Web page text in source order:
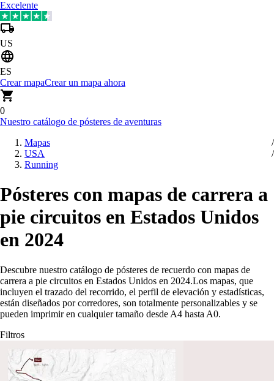
Excelente
US
ES
Crear mapaCrear un mapa ahora
0
Nuestro catálogo de pósteres de aventuras
Mapas
USA
Running
Pósteres con mapas de carrera a
pie circuitos en Estados Unidos
en 2024
Descubre nuestro catálogo de pósteres de recuerdo con mapas de
carrera a pie circuitos en Estados Unidos en 2024.Los mapas, que
incluyen el trazado del recorrido, el perfil de elevación y estadísticas,
están diseñados por corredores, son totalmente personalizables y se
pueden imprimir en cualquier tamaño desde A4 hasta A0.
Filtros